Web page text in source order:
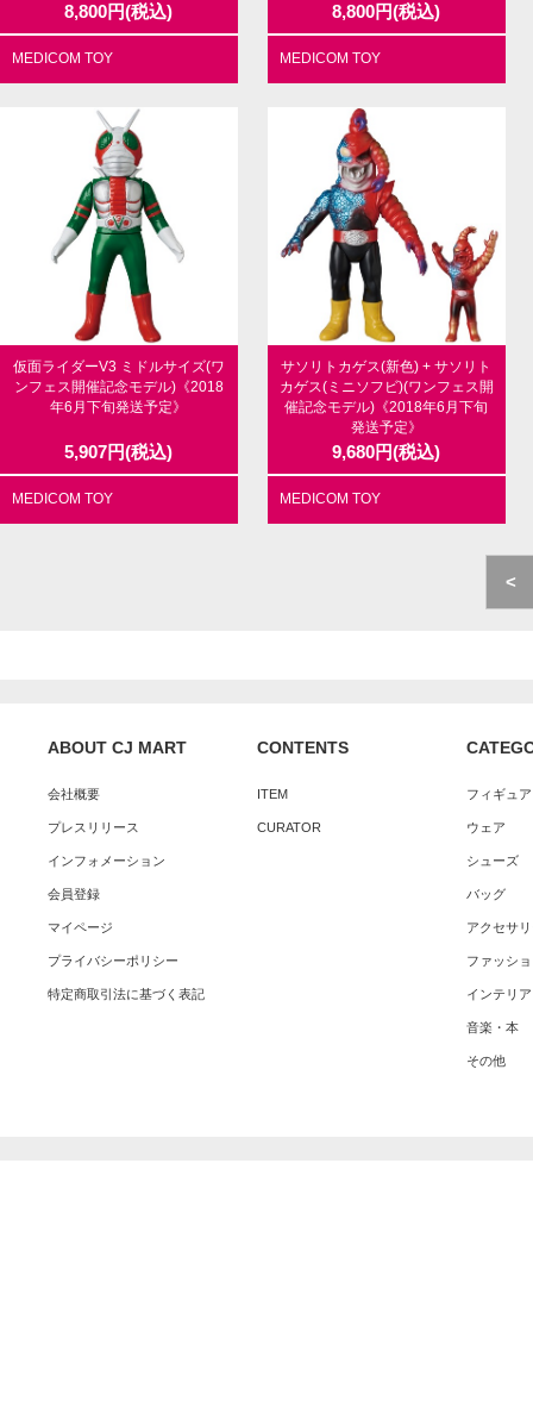
8,800円(税込)
MEDICOM TOY
8,800円(税込)
MEDICOM TOY
仮面ライダーV3 ミドルサイズ(ワ
ンフェス開催記念モデル)《2018
年6月下旬発送予定》
5,907円(税込)
MEDICOM TOY
サソリトカゲス(新色) + サソリト
カゲス(ミニソフビ)(ワンフェス開
催記念モデル)《2018年6月下旬
発送予定》
9,680円(税込)
MEDICOM TOY
<
ABOUT CJ MART
会社概要
プレスリリース
インフォメーション
会員登録
マイページ
プライバシーポリシー
特定商取引法に基づく表記
CONTENTS
ITEM
CURATOR
フィギュ
ウェア
シューズ
バッグ
アクセサ
ファッシ
インテリア
音楽・本
その他